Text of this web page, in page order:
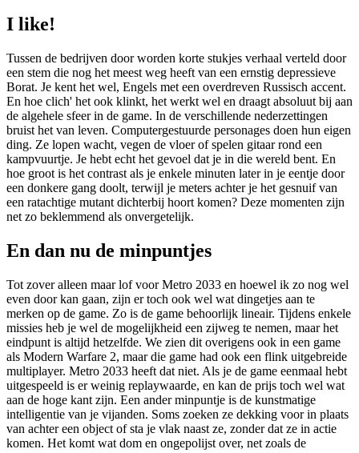
I like!
Tussen de bedrijven door worden korte stukjes verhaal verteld door
een stem die nog het meest weg heeft van een ernstig depressieve
Borat. Je kent het wel, Engels met een overdreven Russisch accent.
En hoe clich' het ook klinkt, het werkt wel en draagt absoluut bij aan
de algehele sfeer in de game. In de verschillende nederzettingen
bruist het van leven. Computergestuurde personages doen hun eigen
ding. Ze lopen wacht, vegen de vloer of spelen gitaar rond een
kampvuurtje. Je hebt echt het gevoel dat je in die wereld bent. En
hoe groot is het contrast als je enkele minuten later in je eentje door
een donkere gang doolt, terwijl je meters achter je het gesnuif van
een ratachtige mutant dichterbij hoort komen? Deze momenten zijn
net zo beklemmend als onvergetelijk.
En dan nu de minpuntjes
Tot zover alleen maar lof voor Metro 2033 en hoewel ik zo nog wel
even door kan gaan, zijn er toch ook wel wat dingetjes aan te
merken op de game. Zo is de game behoorlijk lineair. Tijdens enkele
missies heb je wel de mogelijkheid een zijweg te nemen, maar het
eindpunt is altijd hetzelfde. We zien dit overigens ook in een game
als Modern Warfare 2, maar die game had ook een flink uitgebreide
multiplayer. Metro 2033 heeft dat niet. Als je de game eenmaal hebt
uitgespeeld is er weinig replaywaarde, en kan de prijs toch wel wat
aan de hoge kant zijn. Een ander minpuntje is de kunstmatige
intelligentie van je vijanden. Soms zoeken ze dekking voor in plaats
van achter een object of sta je vlak naast ze, zonder dat ze in actie
komen. Het komt wat dom en ongepolijst over, net zoals de